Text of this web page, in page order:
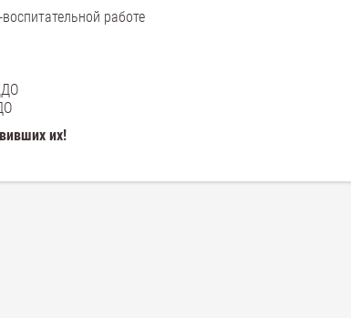
работе
их!